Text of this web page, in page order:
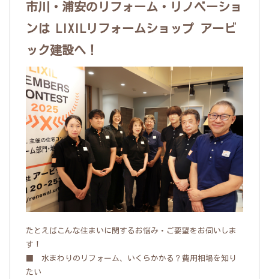
市川・浦安のリフォーム・リノベーショ
ンは LIXILリフォームショップ アービ
ック建設へ！
たとえばこんな住まいに関するお悩み・ご要望をお伺いしま
す！
■ 水まわりのリフォーム、いくらかかる？費用相場を知り
たい